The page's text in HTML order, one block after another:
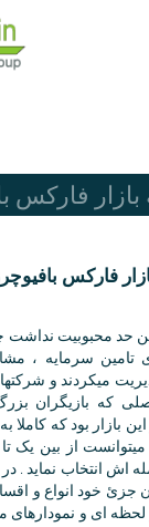
بازار فارکس
فارکس
حد محبوبیت
تامین سرمایه ،
میکردند و
که بازیگران
بازار بود که کاملا
انتخاب نماید . در
جزئ خود انواع و
ای و نمودارهای